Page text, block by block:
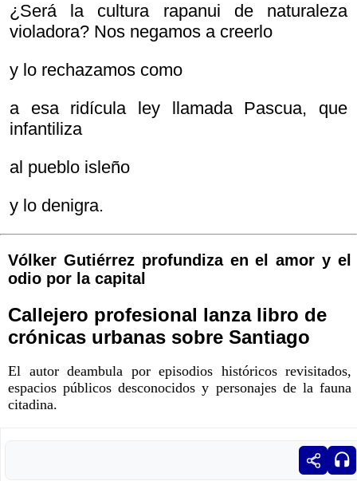
¿Será la cultura rapanui de naturaleza
violadora? Nos negamos a creerlo
y lo rechazamos como
a esa ridícula ley llamada Pascua, que
infantiliza
al pueblo isleño
y lo denigra.
Vólker Gutiérrez profundiza en el amor y el
odio por la capital
Callejero profesional lanza libro de
crónicas urbanas sobre Santiago
El autor deambula por episodios históricos revisitados,
espacios públicos desconocidos y personajes de la fauna
citadina.